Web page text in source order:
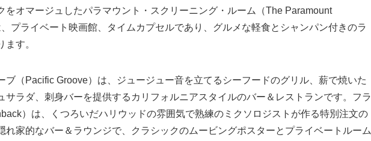
をオマージュしたパラマウント・スクリーニング・ルーム（The Paramount
プライベート映画館、タイムカプセルであり、グルメな軽食とシャンパン付きのラ
ます。
ブ（Pacific Groove）は、ジュージュー音を立てるシーフードのグリル、薪で焼いた
サラダ、刺身バーを提供するカリフォルニアスタイルのバー＆レストランです。フラ
）は、くつろいだハリウッドの雰囲気で熟練のミクソロジストが作る特別注文の
れ家的なバー＆ラウンジで、クラシックのムービングポスターとプライベートルーム